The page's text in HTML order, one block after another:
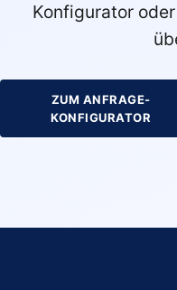
Konfigurator
ZUM ANFRAGE-
KONFIGURATOR